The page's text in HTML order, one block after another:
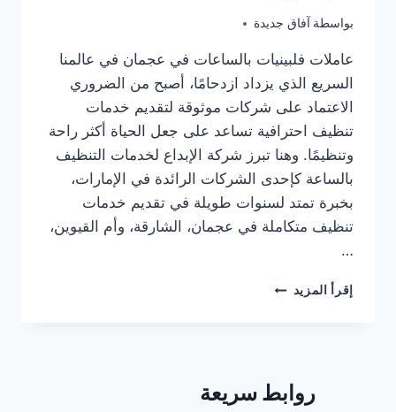
بواسطة آفاق جديدة أكتوبر 6, 2025
عاملات فلبينيات بالساعات في عجمان في عالمنا
السريع الذي يزداد ازدحامًا، أصبح من الضروري
الاعتماد على شركات موثوقة لتقديم خدمات
تنظيف احترافية تساعد على جعل الحياة أكثر راحة
وتنظيمًا. وهنا تبرز شركة الإبداع لخدمات التنظيف
بالساعة كإحدى الشركات الرائدة في الإمارات،
بخبرة تمتد لسنوات طويلة في تقديم خدمات
تنظيف متكاملة في عجمان، الشارقة، وأم القيوين،
…
إقرأ المزيد عاملات
روابط سريعة